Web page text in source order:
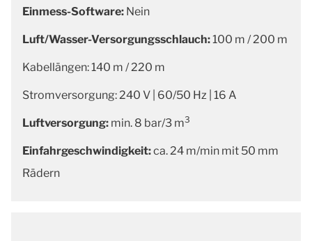
Einmess-Software: Nein
Luft/Wasser-Versorgungsschlauch:100 m / 200 m
Kabellängen: 140 m / 220 m
Stromversorgung: 240 V | 60/50 Hz | 16 A
Luftversorgung: min. 8 bar/3 m3
Einfahrgeschwindigkeit:ca. 24 m/min mit 50 mm
Rädern